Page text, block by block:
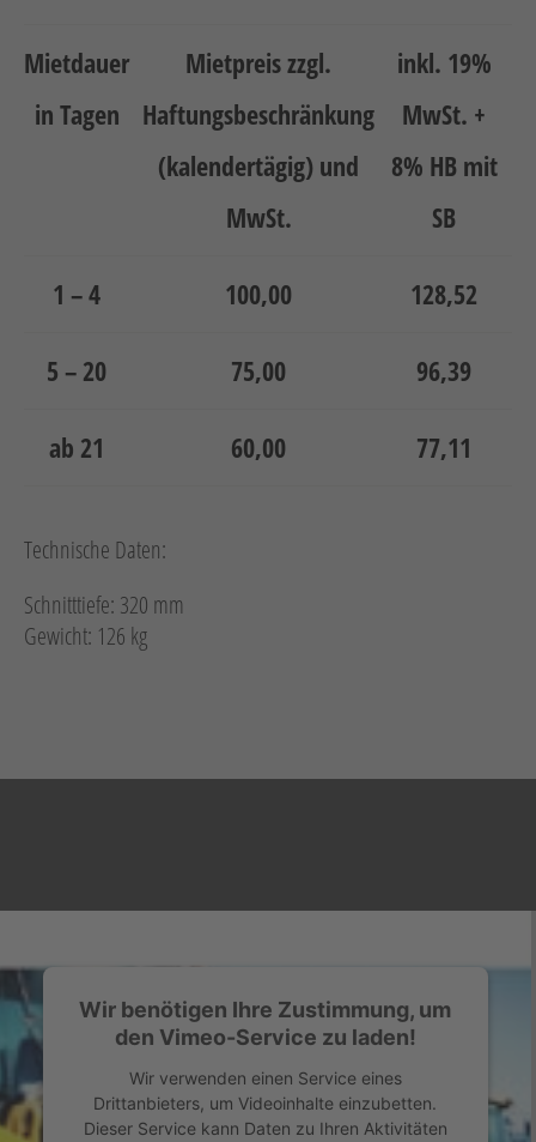
Mietdauer
in Tagen
Mietpreis zzgl.
Haftungsbeschränkung
(kalendertägig) und
MwSt.
inkl. 19%
MwSt. +
8% HB mit
SB
1 – 4 100,00 128,52
5 – 20 75,00 96,39
ab 21 60,00 77,11
Technische Daten:
Schnitttiefe: 320 mm
Gewicht: 126 kg
Wir benötigen Ihre Zustimmung, um
den Vimeo-Service zu laden!
Wir verwenden einen Service eines
Drittanbieters, um Videoinhalte einzubetten.
Dieser Service kann Daten zu Ihren Aktivitäten